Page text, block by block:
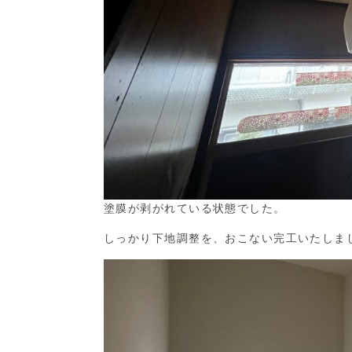
塗膜が剥がれている状態でした。
しっかり下地調整を、おこない完工いたしま